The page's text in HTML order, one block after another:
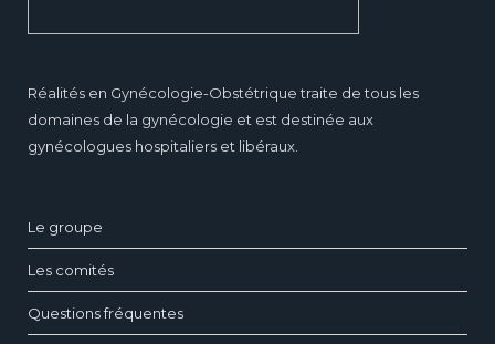
Réalités en Gynécologie-Obstétrique traite de tous les
domaines de la gynécologie et est destinée aux
gynécologues hospitaliers et libéraux.
Le groupe
Les comités
Questions fréquentes